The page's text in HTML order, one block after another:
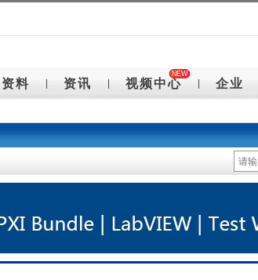
资料 资讯
NEW
视频中心 企业